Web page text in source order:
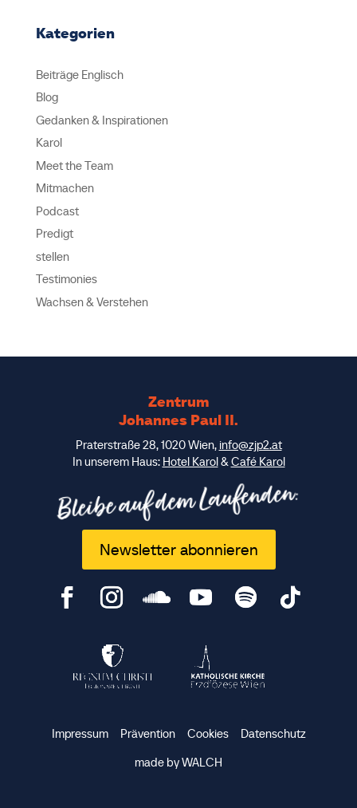
Kategorien
Beiträge Englisch
Blog
Gedanken & Inspirationen
Karol
Meet the Team
Mitmachen
Podcast
Predigt
stellen
Testimonies
Wachsen & Verstehen
Zentrum
Johannes Paul II.
Praterstraße 28, 1020 Wien, info@zjp2.at
In unserem Haus: Hotel Karol&Café Karol
Bleibe auf dem Laufenden:
Newsletter abonnieren
Impressum Prävention Cookies
Datenschutz
made by WALCH